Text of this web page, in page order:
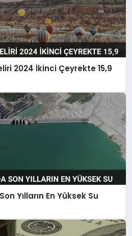
2024 İkinci Çeyrekte 15,9
Yılların En Yüksek Su